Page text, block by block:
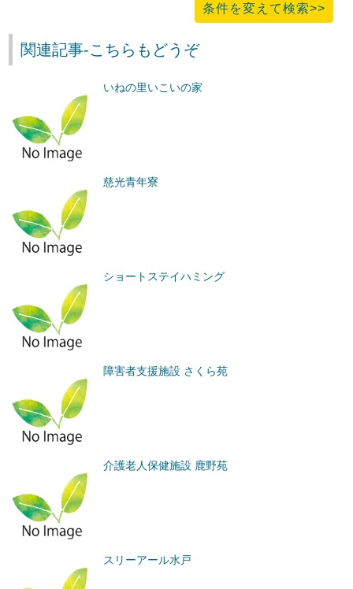
条件を変えて検索>>
関連記事-こちらもどうぞ
いねの里いこいの家
慈光青年寮
ショートステイハミング
障害者支援施設 さくら苑
介護老人保健施設 鹿野苑
スリーアール水戸